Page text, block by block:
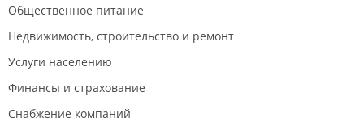
Общественное питание
Недвижимость, строительство и ремонт
Услуги населению
Финансы и страхование
Снабжение компаний